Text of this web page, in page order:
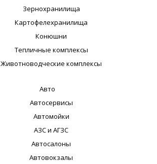
Зернохранилища
Картофелехранилища
Конюшни
Тепличные комплексы
Животноводческие комплексы
Авто
Автосервисы
Автомойки
АЗС и АГЗС
Автосалоны
Автовокзалы